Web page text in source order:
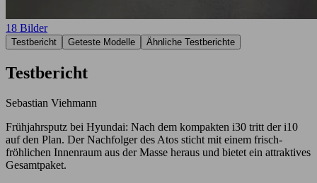
18 Bilder
Testbericht Geteste Modelle Ähnliche Testberichte
Testbericht
Sebastian Viehmann
Frühjahrsputz bei Hyundai: Nach dem kompakten i30 tritt der i10
auf den Plan. Der Nachfolger des Atos sticht mit einem frisch-
fröhlichen Innenraum aus der Masse heraus und bietet ein attraktives
Gesamtpaket.